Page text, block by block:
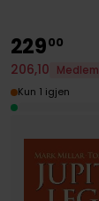
22900
206,10
Medlem
Kun 1 igjen